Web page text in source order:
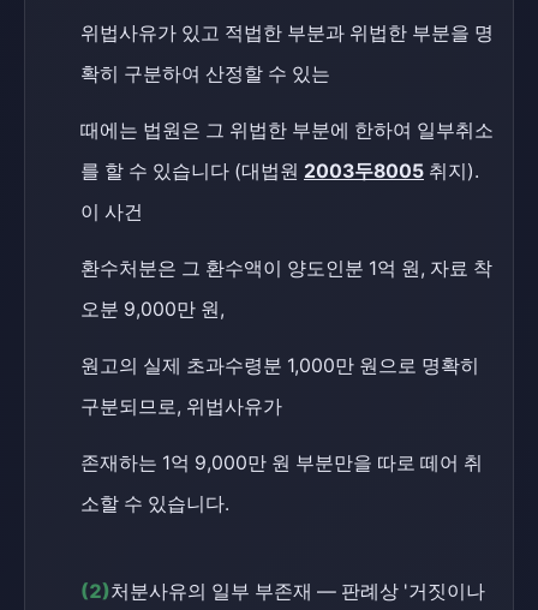
위법사유가 있고 적법한 부분과 위법한 부분을 명
확히 구분하여 산정할 수 있는
때에는 법원은 그 위법한 부분에 한하여 일부취소
를 할 수 있습니다 (대법원 2003두8005 취지).
이 사건
환수처분은 그 환수액이 양도인분 1억 원, 자료 착
오분 9,000만 원,
원고의 실제 초과수령분 1,000만 원으로 명확히
구분되므로, 위법사유가
존재하는 1억 9,000만 원 부분만을 따로 떼어 취
소할 수 있습니다.
(2)처분사유의 일부 부존재 — 판례상 '거짓이나